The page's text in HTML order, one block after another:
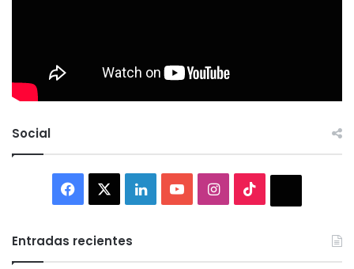
Social
Facebook LinkedInYouTubeInstagram
Entradas recientes